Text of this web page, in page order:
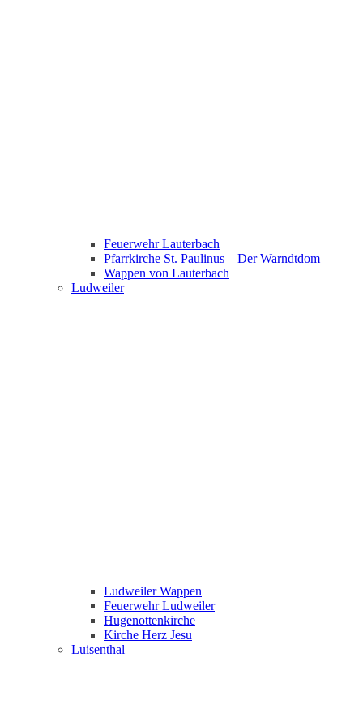
Feuerwehr Lauterbach
Pfarrkirche St. Paulinus – Der Warndtdom
Wappen von Lauterbach
Ludweiler
Ludweiler Wappen
Feuerwehr Ludweiler
Hugenottenkirche
Kirche Herz Jesu
Luisenthal